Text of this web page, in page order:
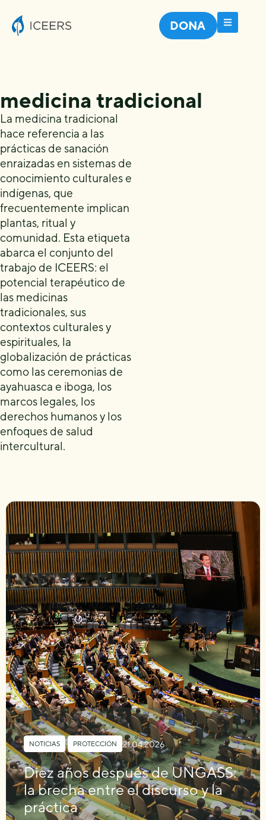
DONA
medicina tradicional
La medicina tradicional
hace referencia a las
prácticas de sanación
enraizadas en sistemas de
conocimiento culturales e
indígenas, que
frecuentemente implican
plantas, ritual y
comunidad. Esta etiqueta
abarca el conjunto del
trabajo de ICEERS: el
potencial terapéutico de
las medicinas
tradicionales, sus
contextos culturales y
espirituales, la
globalización de prácticas
como las ceremonias de
ayahuasca e iboga, los
marcos legales, los
derechos humanos y los
enfoques de salud
intercultural.
NOTICIAS , PROTECCIÓN 21.04.2026
Diez años después de UNGASS:
la brecha entre el discurso y la
práctica